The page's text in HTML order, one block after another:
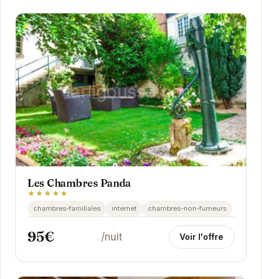
Les Chambres Panda
★★★★★
chambres-familiales internet chambres-non-fumeurs
95€ /nuit Voir l'offre